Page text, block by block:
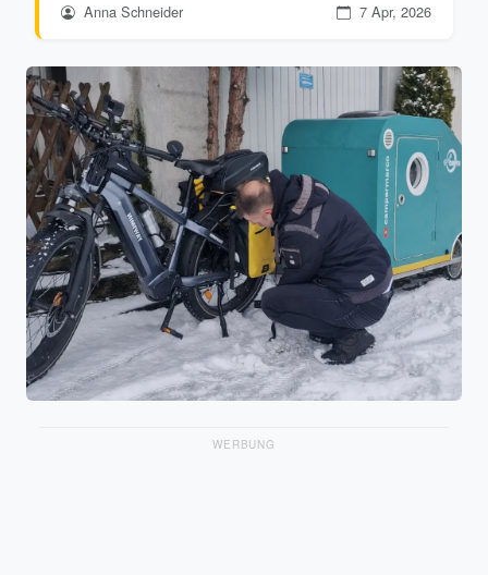
Anna Schneider 7 Apr, 2026
WERBUNG